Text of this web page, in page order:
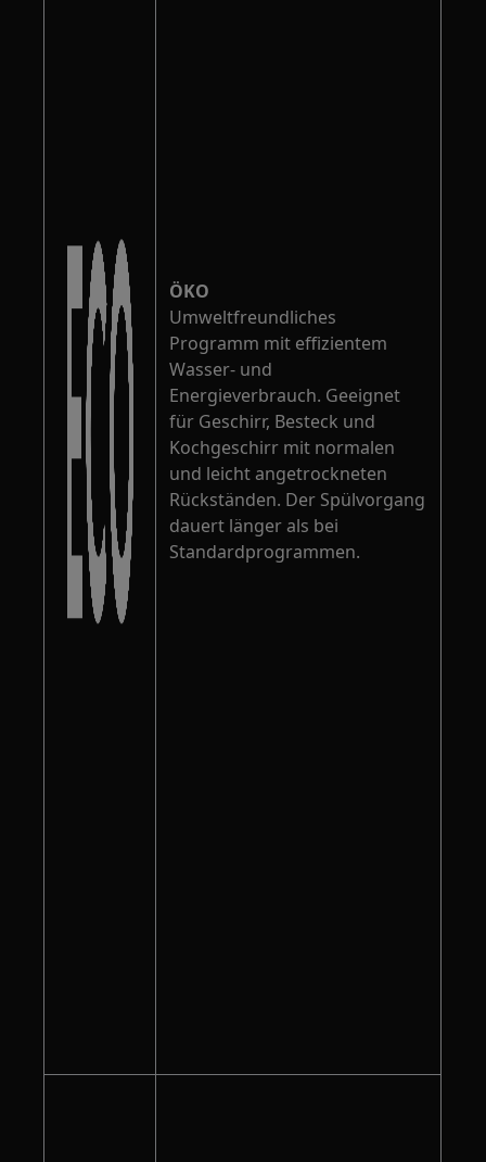
ÖKO
Umweltfreundliches
Programm mit effizientem
Wasser- und
Energieverbrauch. Geeignet
für Geschirr, Besteck und
Kochgeschirr mit normalen
und leicht angetrockneten
Rückständen. Der Spülvorgang
dauert länger als bei
Standardprogrammen.